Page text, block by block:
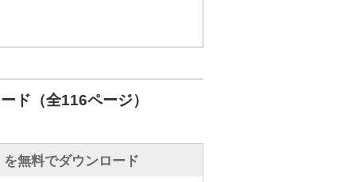
って再生するシステムとなって
イネージの画面にタッチする
ー画面の中から「会社からの
ド（全116ページ）
無料でダウンロード